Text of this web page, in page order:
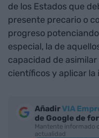
de los Estados que
presente precario o
progreso
especial, la de
capacidad de
científicos y aplicar la
AñadirVIA
de Google de
Mantente informado
actualidad